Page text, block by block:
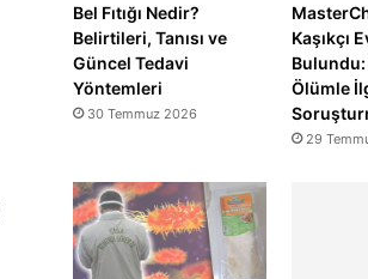
Bel Fıtığı Nedir?
Belirtileri, Tanısı ve
Güncel Tedavi
Yöntemleri
30 Temmuz 2026
Kaşıkçı
Ölümle
29